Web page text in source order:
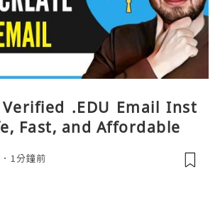
.EDU Email Inst
Fast, and Affordable
1分鐘前